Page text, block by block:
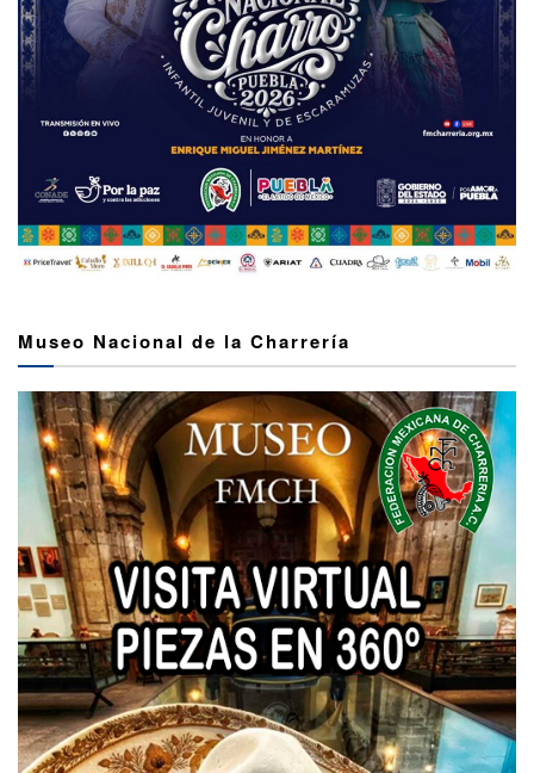
Museo Nacional de la Charrería